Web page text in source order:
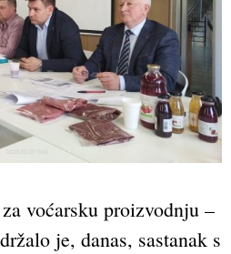
voćarsku proizvodnju –
je, danas, sastanak s